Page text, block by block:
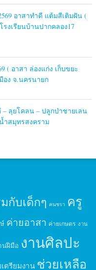
อาสาทำดี แต้มสีเติมฝัน (
งเรียนบ้านปากคลอง17
( อาสา ล่องแก่ง เก็บขยะ
อง จ.นครนายก
– ลุยโคลน – ปลูกป่าชายเลน
ำสมุทรสงคราม
กับเด็กๆ คนชรา ครู
ค่ายอาสา ค่ายเกษตร งาน
นฝีมือ งานศิลปะ
ตรียมงาน ช่วยเหลือ